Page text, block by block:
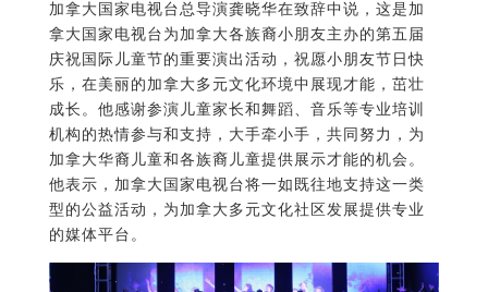
加拿大国家电视台总导演龚晓华在致辞中说，这是加
拿大国家电视台为加拿大各族裔小朋友主办的第五届
庆祝国际儿童节的重要演出活动，祝愿小朋友节日快
乐，在美丽的加拿大多元文化环境中展现才能，茁壮
成长。他感谢参演儿童家长和舞蹈、音乐等专业培训
机构的热情参与和支持，大手牵小手，共同努力，为
加拿大华裔儿童和各族裔儿童提供展示才能的机会。
他表示，加拿大国家电视台将一如既往地支持这一类
型的公益活动，为加拿大多元文化社区发展提供专业
的媒体平台。